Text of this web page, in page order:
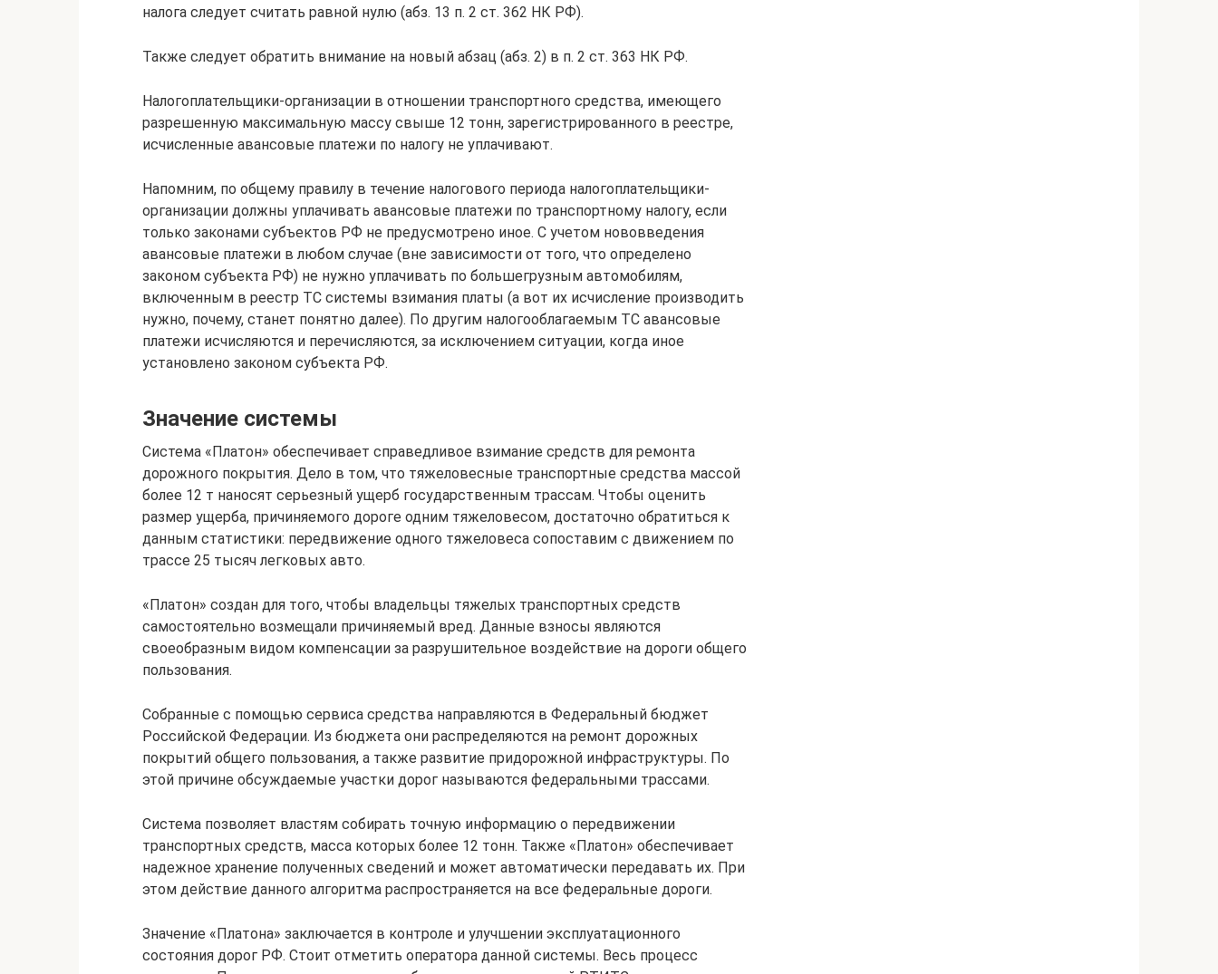
налога следует считать равной нулю (абз. 13 п. 2 ст. 362 НК РФ).
Также следует обратить внимание на новый абзац (абз. 2) в п. 2 ст. 363 НК РФ.
Налогоплательщики-организации в отношении транспортного средства, имеющего
разрешенную максимальную массу свыше 12 тонн, зарегистрированного в реестре,
исчисленные авансовые платежи по налогу не уплачивают.
Напомним, по общему правилу в течение налогового периода налогоплательщики-
организации должны уплачивать авансовые платежи по транспортному налогу, если
только законами субъектов РФ не предусмотрено иное. С учетом нововведения
авансовые платежи в любом случае (вне зависимости от того, что определено
законом субъекта РФ) не нужно уплачивать по большегрузным автомобилям,
включенным в реестр ТС системы взимания платы (а вот их исчисление производить
нужно, почему, станет понятно далее). По другим налогооблагаемым ТС авансовые
платежи исчисляются и перечисляются, за исключением ситуации, когда иное
установлено законом субъекта РФ.
Значение системы
Система «Платон» обеспечивает справедливое взимание средств для ремонта
дорожного покрытия. Дело в том, что тяжеловесные транспортные средства массой
более 12 т наносят серьезный ущерб государственным трассам. Чтобы оценить
размер ущерба, причиняемого дороге одним тяжеловесом, достаточно обратиться к
данным статистики: передвижение одного тяжеловеса сопоставим с движением по
трассе 25 тысяч легковых авто.
«Платон» создан для того, чтобы владельцы тяжелых транспортных средств
самостоятельно возмещали причиняемый вред. Данные взносы являются
своеобразным видом компенсации за разрушительное воздействие на дороги общего
пользования.
Собранные с помощью сервиса средства направляются в Федеральный бюджет
Российской Федерации. Из бюджета они распределяются на ремонт дорожных
покрытий общего пользования, а также развитие придорожной инфраструктуры. По
этой причине обсуждаемые участки дорог называются федеральными трассами.
Система позволяет властям собирать точную информацию о передвижении
транспортных средств, масса которых более 12 тонн. Также «Платон» обеспечивает
надежное хранение полученных сведений и может автоматически передавать их. При
этом действие данного алгоритма распространяется на все федеральные дороги.
Значение «Платона» заключается в контроле и улучшении эксплуатационного
состояния дорог РФ. Стоит отметить оператора данной системы. Весь процесс